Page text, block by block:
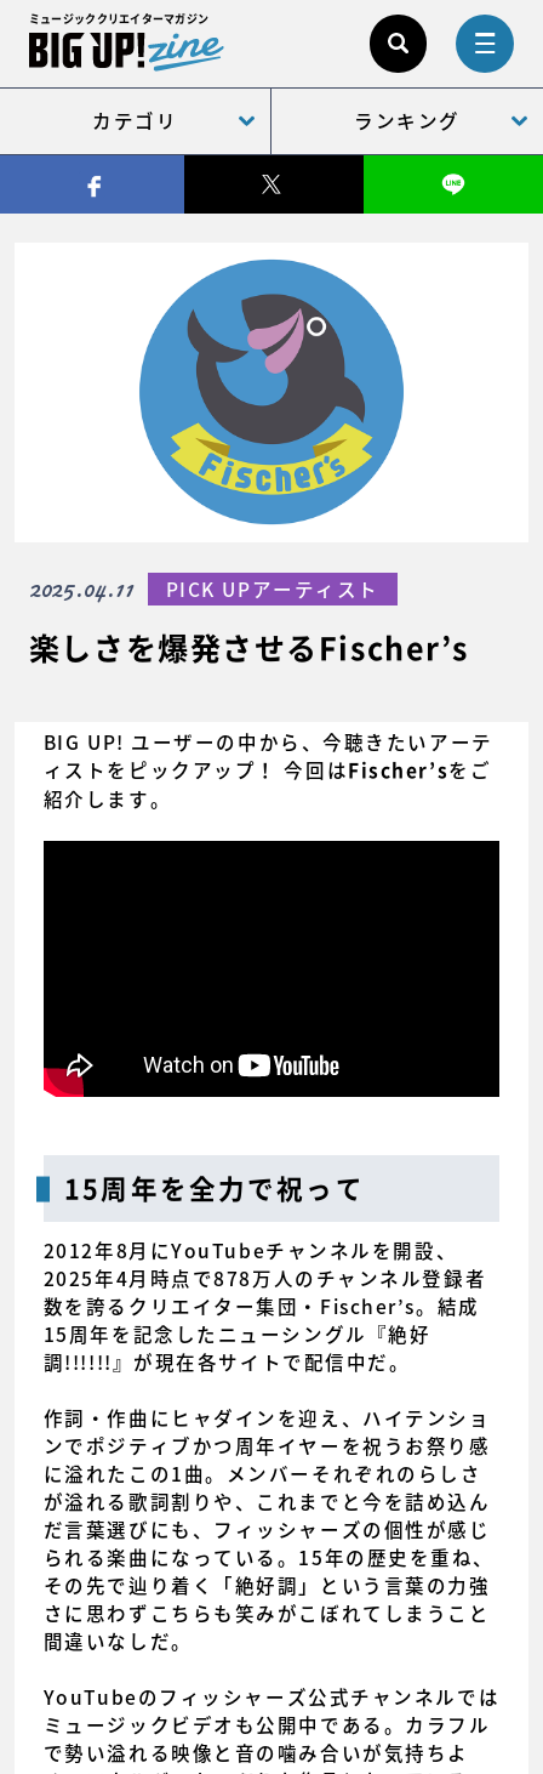
ミュージッククリエイターマガジン
カテゴリ ランキング
楽しさを爆発させるFischer’s
2025.04.11 PICK UPアーティスト
BIG UP! ユーザーの中から、今聴きたいアーテ
ィストをピックアップ！ 今回はFischer’sをご
紹介します。
15周年を全力で祝って
2012年8月にYouTubeチャンネルを開設、
2025年4月時点で878万人のチャンネル登録者
数を誇るクリエイター集団・Fischer’s。結成
15周年を記念したニューシングル『絶好
調!!!!!!』が現在各サイトで配信中だ。
作詞・作曲にヒャダインを迎え、ハイテンショ
ンでポジティブかつ周年イヤーを祝うお祭り感
に溢れたこの1曲。メンバーそれぞれのらしさ
が溢れる歌詞割りや、これまでと今を詰め込ん
だ言葉選びにも、フィッシャーズの個性が感じ
られる楽曲になっている。15年の歴史を重ね、
その先で辿り着く「絶好調」という言葉の力強
さに思わずこちらも笑みがこぼれてしまうこと
間違いなしだ。
YouTubeのフィッシャーズ公式チャンネルでは
ミュージックビデオも公開中である。カラフル
で勢い溢れる映像と音の噛み合いが気持ちよ